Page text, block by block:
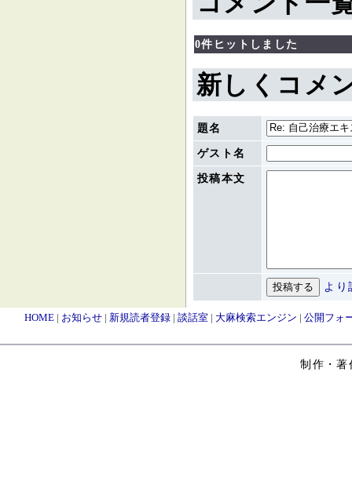
0件ヒットしました
新しくコメ
題名
ゲスト名
投稿本文
より
HOME | お知らせ | 新規読者登録 | 談話室 | 大麻検索エンジン | 公開フォ
制作・